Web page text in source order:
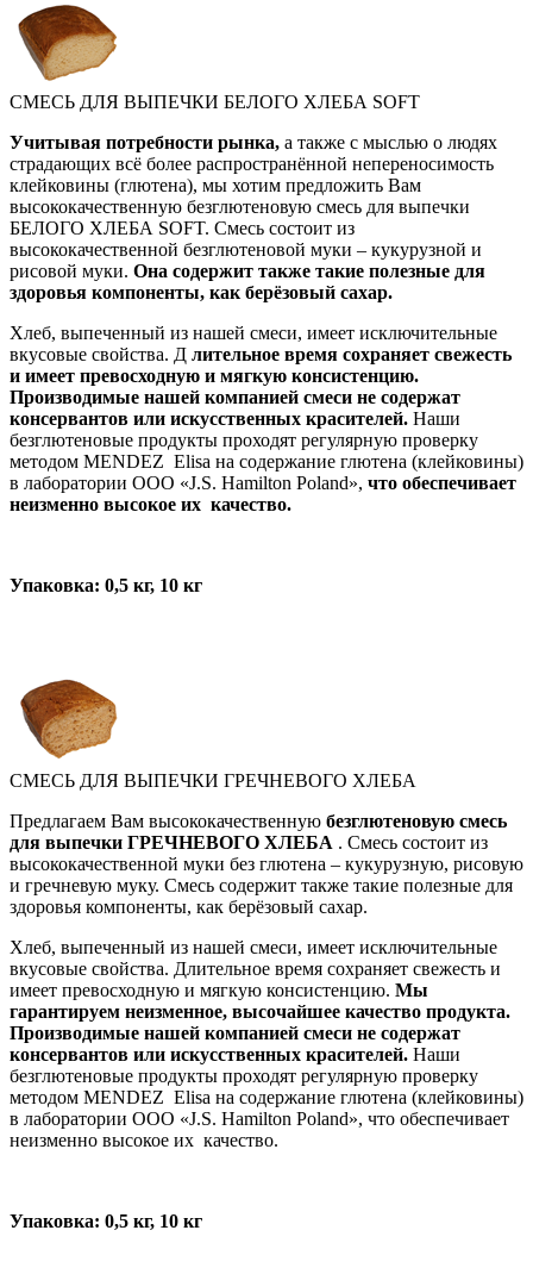
СМЕСЬ ДЛЯ ВЫПЕЧКИ БЕЛОГО ХЛЕБА SOFT
Учитывая потребности рынка, а также с мыслью о людях
страдающих всё более распространённой непереносимость
клейковины (глютена), мы хотим предложить Вам
высококачественную безглютеновую смесь для выпечки
БЕЛОГО ХЛЕБА SOFT. Смесь состоит из
высококачественной безглютеновой муки – кукурузной и
рисовой муки. Она содержит также такие полезные для
здоровья компоненты, как берёзовый сахар.
Хлеб, выпеченный из нашей смеси, имеет исключительные
вкусовые свойства. Д лительное время сохраняет свежесть
и имеет превосходную и мягкую консистенцию.
Производимые нашей компанией смеси не содержат
консервантов или искусственных красителей. Наши
безглютеновые продукты проходят регулярную проверку
методом MENDEZ Elisa на содержание глютена (клейковины)
в лаборатории ООО «J.S. Hamilton Poland», что обеспечивает
неизменно высокое их качество.
Упаковка: 0,5 кг, 10 кг
СМЕСЬ ДЛЯ ВЫПЕЧКИ ГРЕЧНЕВОГО ХЛЕБА
Предлагаем Вам высококачественную безглютеновую смесь
для выпечки ГРЕЧНЕВОГО ХЛЕБА . Смесь состоит из
высококачественной муки без глютена – кукурузную, рисовую
и гречневую муку. Смесь содержит также такие полезные для
здоровья компоненты, как берёзовый сахар.
Хлеб, выпеченный из нашей смеси, имеет исключительные
вкусовые свойства. Длительное время сохраняет свежесть и
имеет превосходную и мягкую консистенцию. Мы
гарантируем неизменное, высочайшее качество продукта.
Производимые нашей компанией смеси не содержат
консервантов или искусственных красителей. Наши
безглютеновые продукты проходят регулярную проверку
методом MENDEZ Elisa на содержание глютена (клейковины)
в лаборатории ООО «J.S. Hamilton Poland», что обеспечивает
неизменно высокое их качество.
Упаковка: 0,5 кг, 10 кг